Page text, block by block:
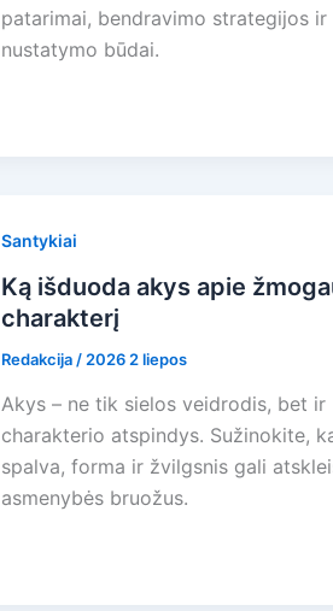
patarimai, bendravimo strategijos ir
nustatymo būdai.
Santykiai
Ką išduoda akys apie
charakterį
Redakcija / 2026 2 liepos
Akys – ne tik sielos veidrodis, bet ir
charakterio atspindys. Sužinokite,
spalva, forma ir žvilgsnis gali
asmenybės bruožus.